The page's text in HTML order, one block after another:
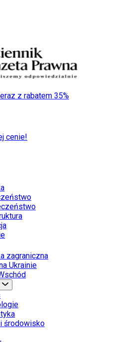
z rabatem 35%
cenie!
zagraniczna
Ukrainie
środowisko